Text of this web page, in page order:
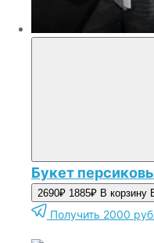
Букет
2690₽ 1885₽ В корзину
Получить 2000